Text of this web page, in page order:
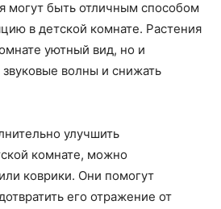
могут быть отличным способом
в детской комнате. Растения
уютный вид, но и
волны и снижать
улучшить
комнате, можно
коврики. Они помогут
его отражение от